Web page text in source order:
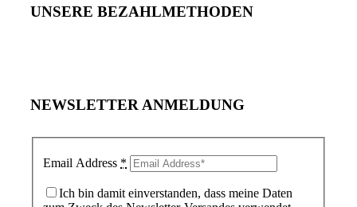
UNSERE BEZAHLMETHODEN
NEWSLETTER ANMELDUNG
Email Address *
Ich bin damit einverstanden, dass meine Daten